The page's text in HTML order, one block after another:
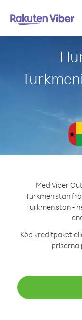
Med Viber
Turkmenistan
Turkmenistan -
Köp kreditpaket
priserna